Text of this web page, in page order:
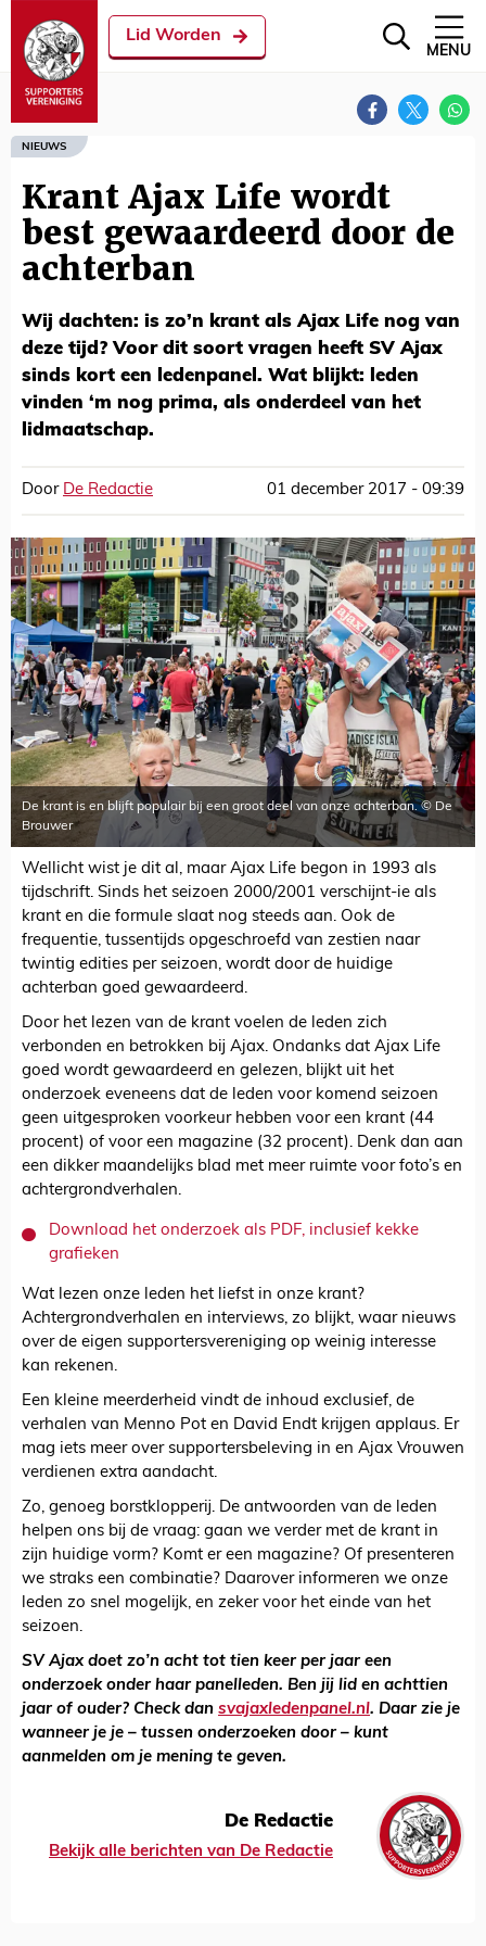
Lid Worden
MENU
NIEUWS
Krant Ajax Life wordt
best gewaardeerd door de
achterban
Wij dachten: is zo’n krant als Ajax Life nog van
deze tijd? Voor dit soort vragen heeft SV Ajax
sinds kort een ledenpanel. Wat blijkt: leden
vinden ‘m nog prima, als onderdeel van het
lidmaatschap.
Door De Redactie 01 december 2017 - 09:39
De krant is en blijft populair bij een groot deel van onze achterban. © De
Brouwer
Wellicht wist je dit al, maar Ajax Life begon in 1993 als
tijdschrift. Sinds het seizoen 2000/2001 verschijnt-ie als
krant en die formule slaat nog steeds aan. Ook de
frequentie, tussentijds opgeschroefd van zestien naar
twintig edities per seizoen, wordt door de huidige
achterban goed gewaardeerd.
Door het lezen van de krant voelen de leden zich
verbonden en betrokken bij Ajax. Ondanks dat Ajax Life
goed wordt gewaardeerd en gelezen, blijkt uit het
onderzoek eveneens dat de leden voor komend seizoen
geen uitgesproken voorkeur hebben voor een krant (44
procent) of voor een magazine (32 procent). Denk dan aan
een dikker maandelijks blad met meer ruimte voor foto’s en
achtergrondverhalen.
Download het onderzoek als PDF, inclusief kekke
grafieken
Wat lezen onze leden het liefst in onze krant?
Achtergrondverhalen en interviews, zo blijkt, waar nieuws
over de eigen supportersvereniging op weinig interesse
kan rekenen.
Een kleine meerderheid vindt de inhoud exclusief, de
verhalen van Menno Pot en David Endt krijgen applaus. Er
mag iets meer over supportersbeleving in en Ajax Vrouwen
verdienen extra aandacht.
Zo, genoeg borstklopperij. De antwoorden van de leden
helpen ons bij de vraag: gaan we verder met de krant in
zijn huidige vorm? Komt er een magazine? Of presenteren
we straks een combinatie? Daarover informeren we onze
leden zo snel mogelijk, en zeker voor het einde van het
seizoen.
SV Ajax doet zo’n acht tot tien keer per jaar een
onderzoek onder haar panelleden. Ben jij lid en achttien
jaar of ouder? Check dan svajaxledenpanel.nl. Daar zie je
wanneer je je – tussen onderzoeken door – kunt
aanmelden om je mening te geven.
De Redactie
Bekijk alle berichten van De Redactie